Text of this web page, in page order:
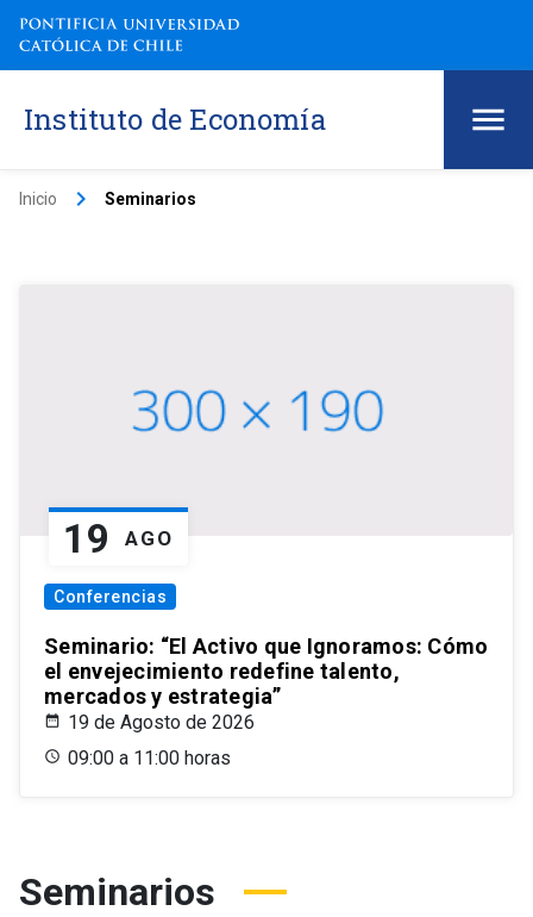
Instituto de Economía
Inicio keyboard_arrow_right Seminarios
19 AGO
Conferencias
Seminario: “El Activo que Ignoramos: Cómo
el envejecimiento redefine talento,
mercados y estrategia”
19 de Agosto de 2026
09:00 a 11:00 horas
Seminarios